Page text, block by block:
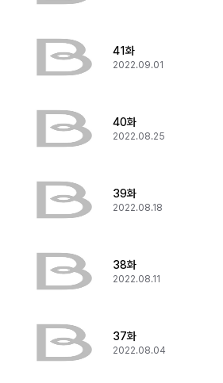
41화
2022.09.01
40화
2022.08.25
39화
2022.08.18
38화
2022.08.11
37화
2022.08.04